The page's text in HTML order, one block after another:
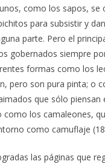
como los sapos, se
para subsistir y
parte. Pero el
gobernados siempre
formas como los
pero son pura pinta; o
que sólo piensan
como los camaleones,
como camuflaje
las páginas que